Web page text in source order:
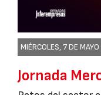
MIÉRCOLES, 7 DE
Jornada